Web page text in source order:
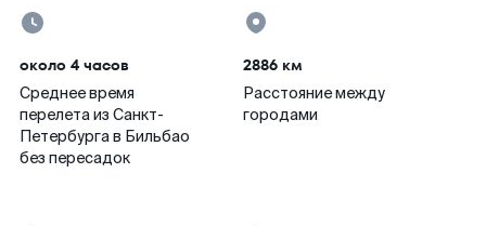
около 4 часов
Среднее время
перелета из Санкт-
Петербурга в Бильбао
без пересадок
2886 км
Расстояние между
городами